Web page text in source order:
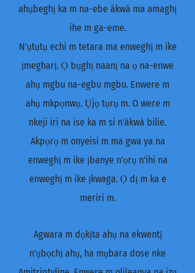
ahụbeghị ka m na-ebe ákwá ma amaghị
ihe m ga-eme.
N'ụtụtụ echi m tetara ma enweghị m ike
ịmegharị. Ọ bụghị naanị na ọ na-enwe
ahụ mgbu na-egbu mgbu. Enwere m
ahụ mkpọnwụ. Ụjọ tụrụ m. O were m
nkeji iri na ise ka m si n'àkwà bilie.
Akpọrọ m onyeisi m ma gwa ya na
enweghị m ike ịbanye n'ọrụ n'ihi na
enweghị m ike ịkwaga. Ọ dị m ka e
meriri m.
Agwara m dọkịta ahụ na ekwentị
n'ụbọchị ahụ, ha mụbara dose nke